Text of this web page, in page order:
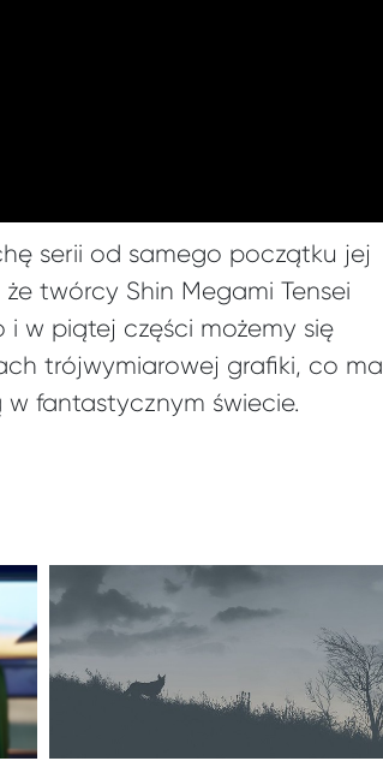
serii od samego początku jej
twórcy Shin Megami Tensei
w piątej części możemy się
trójwymiarowej grafiki, co ma
fantastycznym świecie.